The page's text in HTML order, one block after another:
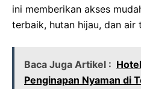
ini memberikan akses
terbaik, hutan hijau, dan air
Baca Juga Artikel :
Penginapan Nyaman di